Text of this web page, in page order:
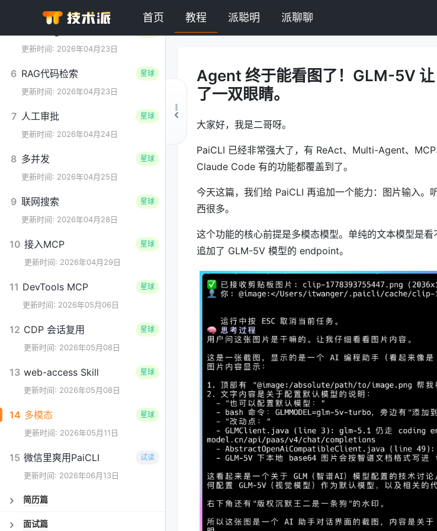
首页 教程 派聪明 派聊聊
更新时间: 2026年04月23日
6 RAG代码检索
更新时间: 2026年04月23日
星球
7 人工审批
更新时间: 2026年04月24日
星球
8 多并发
更新时间: 2026年04月25日
星球
9 联网搜索
更新时间: 2026年04月28日
星球
10 接入MCP
更新时间: 2026年04月29日
星球
11 DevTools MCP
更新时间: 2026年05月06日
星球
12 CDP 会话复用
更新时间: 2026年05月08日
星球
13 web-access Skill
更新时间: 2026年05月08日
星球
14 多模态
更新时间: 2026年05月11日
星球
15 微信里爽用PaiCLI
更新时间: 2026年06月13日
试读
简历篇
面试篇
Agent 终于能看图了！GLM-5V
了一双眼睛。
大家好，我是二哥呀。
PaiCLI 已经非常强大了，有 ReAct、Multi-Agent、
Claude Code 有的功能都覆盖到了。
今天这篇，我们给 PaiCLI 再追加一个能力：图片输入。
西很多。
这个功能的核心前提是多模态模型。单纯的文本模型是
追加了 GLM-5V 模型的 endpoint。